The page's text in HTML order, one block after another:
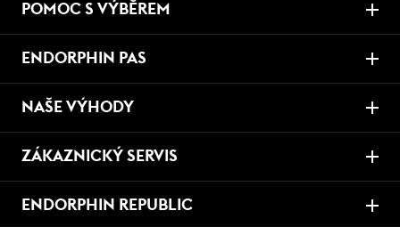
POMOC S VÝBĚREM
ENDORPHIN PAS
NAŠE VÝHODY
ZÁKAZNICKÝ SERVIS
ENDORPHIN REPUBLIC